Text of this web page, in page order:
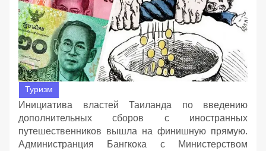
Туризм
Инициатива властей Таиланда по введению
дополнительных сборов с иностранных
путешественников вышла на финишную прямую.
Администранция Бангкока с Министерством